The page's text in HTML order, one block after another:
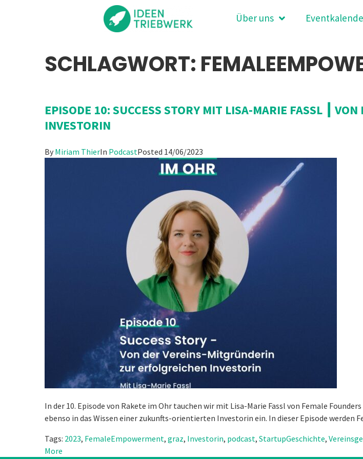
Über uns
SCHLAGWORT:
EPISODE 10: SUCCESS STORY MIT LISA-MARIE FASSL ┃
INVESTORIN
By Miriam ThierIn PodcastPosted 14/06/2023
In der 10. Episode von Rakete im Ohr tauchen wir mit Lisa-Marie Fassl von Female
ebenso in das Wissen einer zukunfts-orientierten Investorin ein. In dieser Episode
Tags: 2023, FemaleEmpowerment, graz, Investorin, podcast, StartupGeschichte,
More